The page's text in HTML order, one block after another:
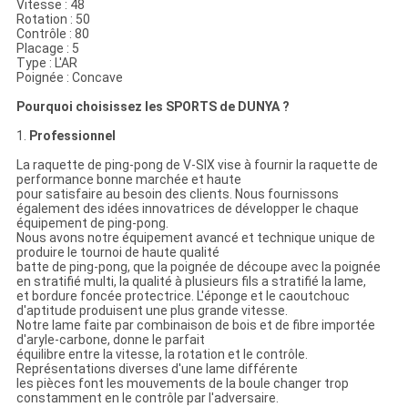
Vitesse : 48
Rotation : 50
Contrôle : 80
Placage : 5
Type : L'AR
Poignée : Concave
Pourquoi choisissez les SPORTS de DUNYA ?
1. Professionnel
La raquette de ping-pong de V-SIX vise à fournir la raquette de
performance bonne marchée et haute
pour satisfaire au besoin des clients. Nous fournissons
également des idées innovatrices de développer le chaque
équipement de ping-pong.
Nous avons notre équipement avancé et technique unique de
produire le tournoi de haute qualité
batte de ping-pong, que la poignée de découpe avec la poignée
en stratifié multi, la qualité à plusieurs fils a stratifié la lame,
et bordure foncée protectrice. L'éponge et le caoutchouc
d'aptitude produisent une plus grande vitesse.
Notre lame faite par combinaison de bois et de fibre importée
d'aryle-carbone, donne le parfait
équilibre entre la vitesse, la rotation et le contrôle.
Représentations diverses d'une lame différente
les pièces font les mouvements de la boule changer trop
constamment en le contrôle par l'adversaire.